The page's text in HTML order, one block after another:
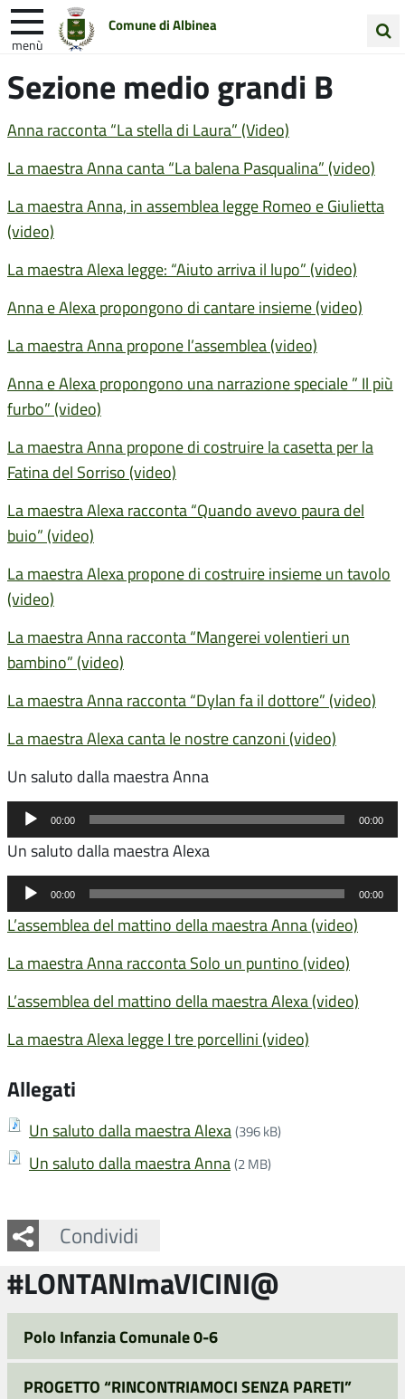
Comune di Albinea
menù
nel
Entra in Comune Vivi Albinea
Unione Colline Matildiche
Sezione medio grandi B
Anna racconta “La stella di Laura” (Video)
La maestra Anna canta “La balena Pasqualina” (video)
La maestra Anna, in assemblea legge Romeo e Giulietta
(video)
La maestra Alexa legge: “Aiuto arriva il lupo” (video)
Anna e Alexa propongono di cantare insieme (video)
La maestra Anna propone l’assemblea (video)
Anna e Alexa propongono una narrazione speciale ” Il più
furbo” (video)
La maestra Anna propone di costruire la casetta per la
Fatina del Sorriso (video)
La maestra Alexa racconta “Quando avevo paura del
buio” (video)
La maestra Alexa propone di costruire insieme un tavolo
(video)
La maestra Anna racconta “Mangerei volentieri un
bambino” (video)
La maestra Anna racconta “Dylan fa il dottore” (video)
La maestra Alexa canta le nostre canzoni (video)
Un saluto dalla maestra Anna
Audio
Player
00:00 00:00
Un saluto dalla maestra Alexa
Audio
Player
00:00 00:00
L’assemblea del mattino della maestra Anna (video)
La maestra Anna racconta Solo un puntino (video)
L’assemblea del mattino della maestra Alexa (video)
La maestra Alexa legge I tre porcellini (video)
Allegati
Un saluto dalla maestra Alexa(396 kB)
Un saluto dalla maestra Anna(2 MB)
Condividi
Facebook
Twitter
Whatsapp
#LONTANImaVICINI@
Polo Infanzia Comunale 0-6
PROGETTO “RINCONTRIAMOCI SENZA PARETI”